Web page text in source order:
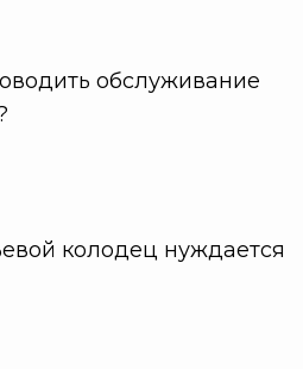
обслуживание
колодец нуждается